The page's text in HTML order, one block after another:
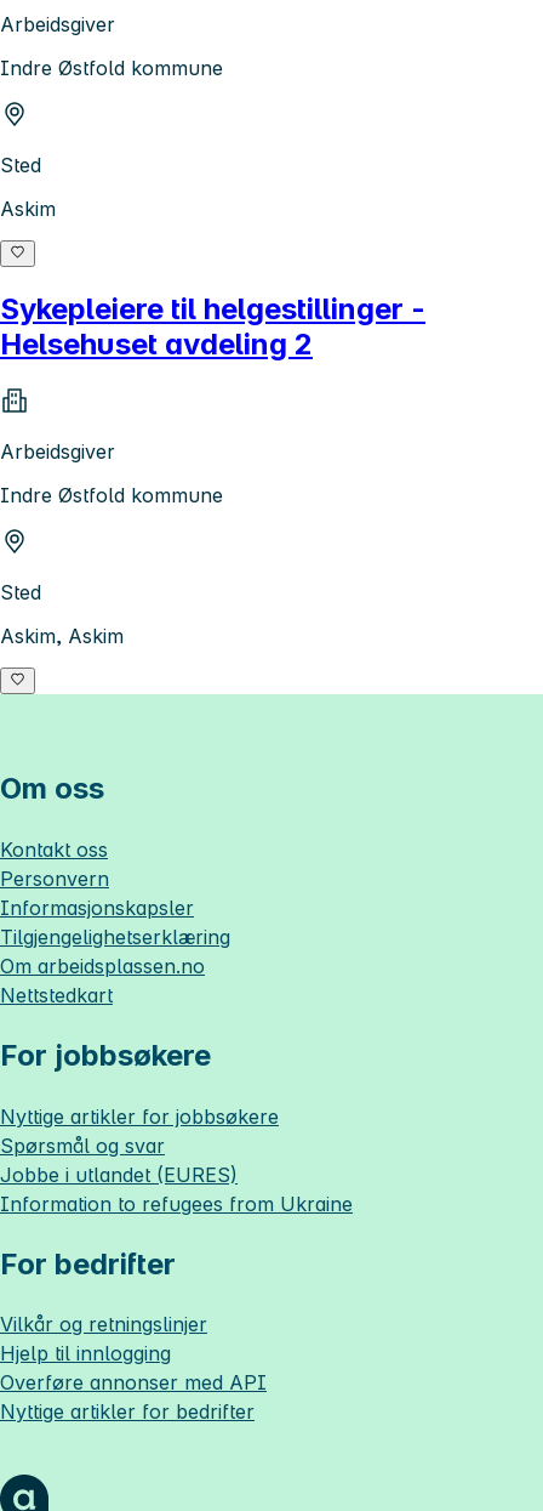
Arbeidsgiver
Indre Østfold kommune
Sted
Askim
Sykepleiere til helgestillinger -
Helsehuset avdeling 2
Arbeidsgiver
Indre Østfold kommune
Sted
Askim, Askim
Om oss
Kontakt oss
Personvern
Informasjonskapsler
Tilgjengelighetserklæring
Om arbeidsplassen.no
Nettstedkart
For jobbsøkere
Nyttige artikler for jobbsøkere
Spørsmål og svar
Jobbe i utlandet (EURES)
Information to refugees from Ukraine
For bedrifter
Vilkår og retningslinjer
Hjelp til innlogging
Overføre annonser med API
Nyttige artikler for bedrifter